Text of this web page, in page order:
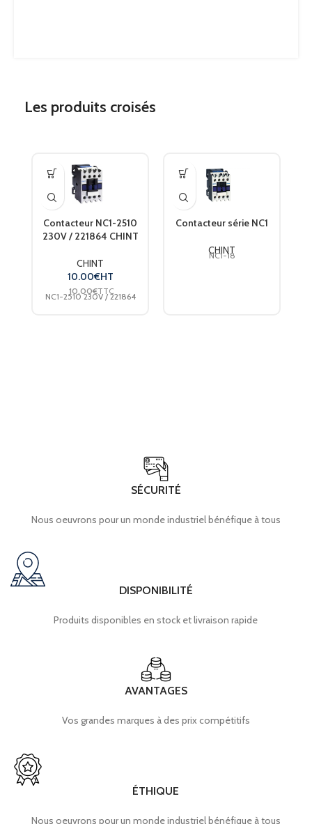
Les produits croisés
Contacteur NC1-2510
230V / 221864 CHINT
CHINT
10.00€HT
10.00€TTC
NC1-2510 230V / 221864
Contacteur série NC1
CHINT
NC1-18
SÉCURITÉ
Nous oeuvrons pour un monde industriel bénéfique à tous
DISPONIBILITÉ
Produits disponibles en stock et livraison rapide
AVANTAGES
Vos grandes marques à des prix compétitifs
ÉTHIQUE
Nous oeuvrons pour un monde industriel bénéfique à tous